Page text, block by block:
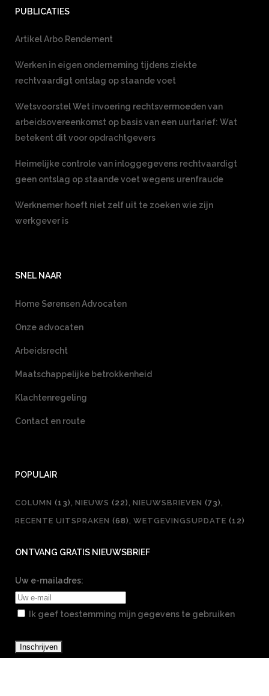
PUBLICATIES
Artikel Arbo Rendement
Werken in eigen onderneming tijdens ziekte
rechtvaardigt ontslag op staande voet
Wetsvoorstel Wet invoering rechtsvermoeden van
arbeidsovereenkomst op basis van een uurtarief: Wat
betekent dit voor opdrachtgevers
Heimelijke controle van inloggegevens rechtvaardigt
geen ontslag op staande voet wegens urenfraude
Werknemer hoeft niet zelf uit te zoeken wie zijn
werkgever is
SNEL NAAR
Home Sørensen Advocaten
Onze advocaten
Arbeidsrecht
Maatschappelijke betrokkenheid
Klachtenregeling
Contact en route
POPULAIR
COLUMN (13) NIEUWS (22) NIEUWSBRIEVEN (73)
RECENTE UITSPRAKEN (68) WETGEVINGSUPDATE (12)
ONTVANG GRATIS NIEUWSBRIEF
Uw e-mailadres:
Ik geef toestemming mijn gegevens te gebruiken